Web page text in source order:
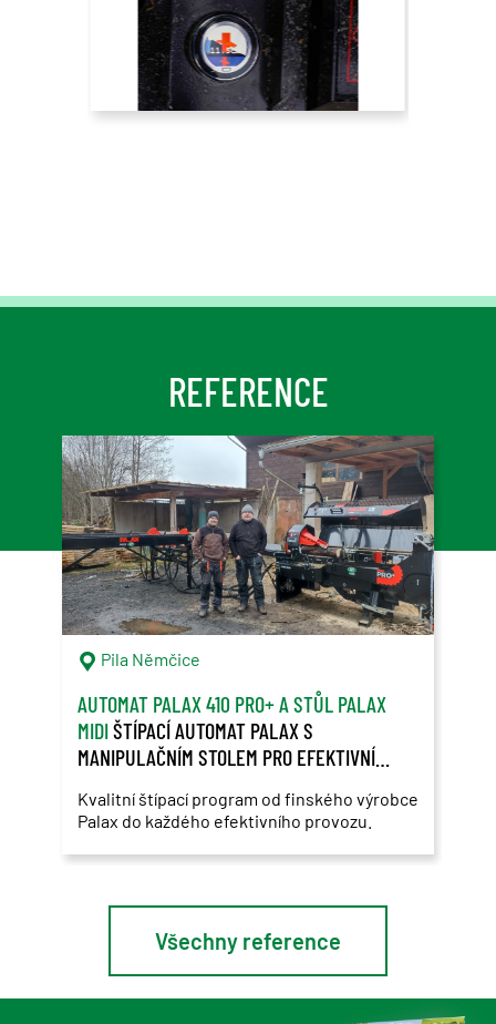
REFERENCE
Pila Němčice
AUTOMAT PALAX 410 PRO+ A STŮL PALAX
MIDI
MANIPULAČNÍM STOLEM PRO EFEKTIVNÍ
Kvalitní štípací program od finského výrobce
Palax do každého efektivního provozu.
Všechny reference